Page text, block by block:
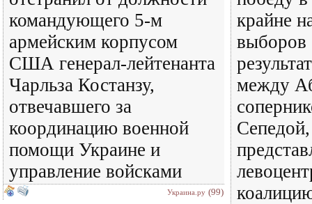
командующего 5-м
армейским корпусом
США генерал-лейтенанта
Чарльза Костанзу,
отвечавшего за
координацию военной
помощи Украине и
управление войсками
Украина.ру (99)
крайне
выборов
между
Сепедой,